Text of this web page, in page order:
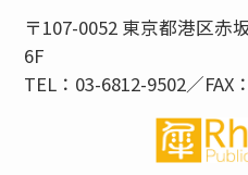
〒107-0052 東京都港区赤
6F
TEL：03-6812-9502／FAX